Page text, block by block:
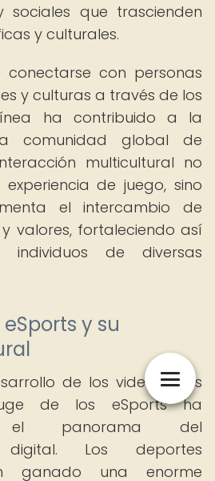
sociales que trascienden
y culturales.
con personas
y culturas a través de los
ha contribuido a la
comunidad global de
multicultural no
de juego, sino
el intercambio de
valores, fortaleciendo así
de diversas
y su
de los videojuegos
de los eSports ha
el panorama del
digital. Los deportes
ganado una enorme